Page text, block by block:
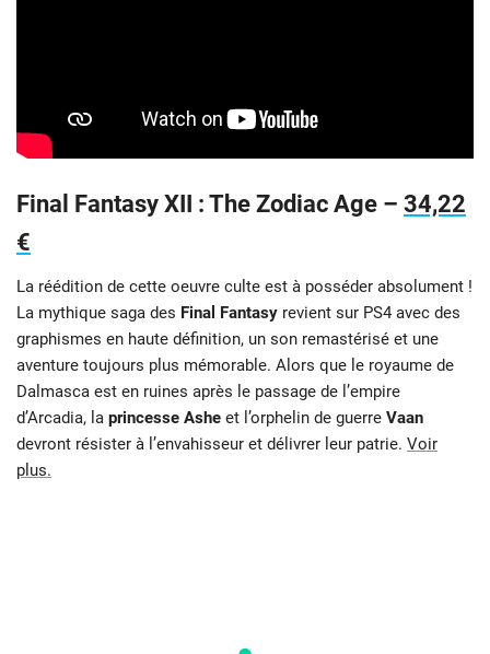
Final Fantasy XII : The Zodiac Age – 34,22
€
La réédition de cette oeuvre culte est à posséder absolument !
La mythique saga des Final Fantasy revient sur PS4 avec des
graphismes en haute définition, un son remastérisé et une
aventure toujours plus mémorable. Alors que le royaume de
Dalmasca est en ruines après le passage de l’empire
d’Arcadia, la princesse Ashe et l’orphelin de guerre Vaan
devront résister à l’envahisseur et délivrer leur patrie. Voir
plus.